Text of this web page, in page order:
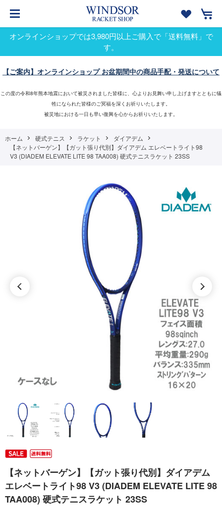
オンラインショップでは3,980円以上ご購入で「送料無料」で
す。
【ご案内】オンラインショップ お盆期間中の商品手配・発送について
この度の令和8年熊本地震において被災されました皆様に、心よりお見舞い申し上げますとともに犠
牲になられた皆様のご冥福を深くお祈りいたします。
被災地における一日も早い復興を心からお祈りいたします。
ホーム 硬式テニス ラケット
ダイアデム
【ネットバーゲン】【ガット張り代別】ダイアデム エレベートライト98
V3 (DIADEM ELEVATE LITE 98 TAA008) 硬式テニスラケット 23SS
【ネットバーゲン】【ガット張り代別】ダイアデム
エレベートライト98 V3 (DIADEM ELEVATE LITE 98
TAA008) 硬式テニスラケット 23SS